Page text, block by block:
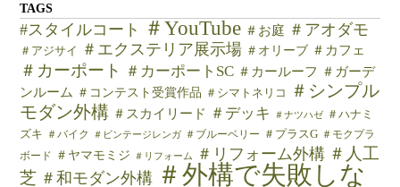
TAGS
#スタイルコート ＃YouTube ＃お庭 ＃アオダモ
＃アジサイ ＃エクステリア展示場 ＃オリーブ ＃カフェ
＃カーポート ＃カーポートSC ＃カールーフ ＃ガーデ
ンルーム ＃コンテスト受賞作品 ＃シマトネリコ
＃シンプル
モダン外構 ＃スカイリード ＃デッキ ＃ナツハゼ
＃ハナミ
ズキ ＃バイク ＃ビンテージレンガ ＃ブルーベリー ＃プラスG ＃モクプラ
ボード ＃ヤマモミジ ＃リフォーム ＃リフォーム外構 ＃人工
芝 ＃和モダン外構 ＃外構で失敗しな